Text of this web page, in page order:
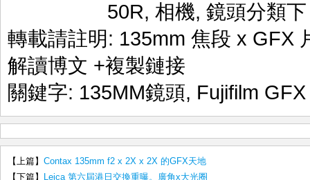
50R, 相機, 鏡頭分類下
轉載請註明: 135mm 焦段 x GFX
解讀博文 +複製鏈接
關鍵字: 135MM鏡頭, Fujifilm
【上篇】 Contax 135mm f2 x 2X x 2X 的GFX天地
【下篇】
Leica 第六屆港日交換重曝。廣角x大光圈